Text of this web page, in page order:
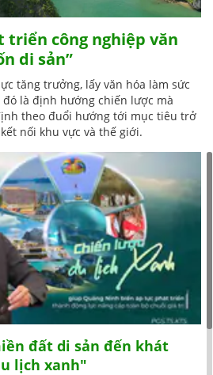
triển công nghiệp văn
di sản”
tăng trưởng, lấy văn hóa làm sức
là định hướng chiến lược mà
theo đuổi hướng tới mục tiêu trở
nối khu vực và thế giới.
đất di sản đến khát
lịch xanh"